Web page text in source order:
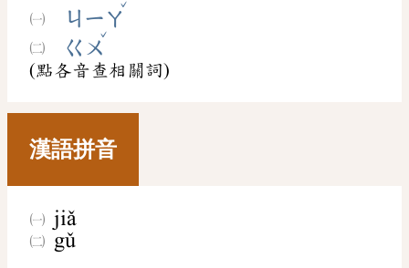
ㄐㄧㄚ
ˇ
ㄍㄨ
ˇ
(點各音查相關詞)
漢語拼音
jiǎ
gǔ